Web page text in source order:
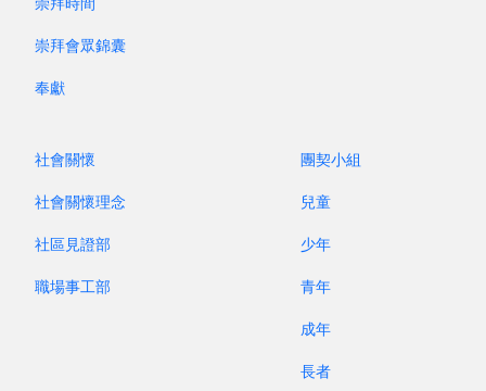
時間：下午 2:30-5:00
地點：真理樓一樓禮堂
毋須報名，歡迎北宣弟兄姊妹按時參加。
（「半日靜修」每月逢第四週主日下午舉行）
崇拜會眾錦囊
奉獻
社會關懷
社會關懷理念
社區見證部
職場事工部
團契小組
兒童
少年
青年
成年
長者